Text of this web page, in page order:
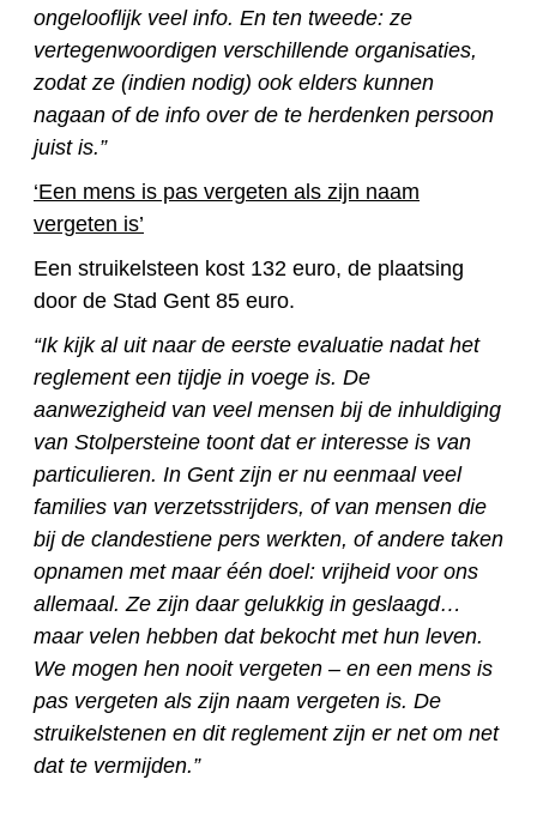
ongelooflijk veel info. En ten tweede: ze
vertegenwoordigen verschillende organisaties,
zodat ze (indien nodig) ook elders kunnen
nagaan of de info over de te herdenken persoon
juist is.”
‘Een mens is pas vergeten als zijn naam
vergeten is’
Een struikelsteen kost 132 euro, de plaatsing
door de Stad Gent 85 euro.
“Ik kijk al uit naar de eerste evaluatie nadat het
reglement een tijdje in voege is. De
aanwezigheid van veel mensen bij de inhuldiging
van Stolpersteine toont dat er interesse is van
particulieren. In Gent zijn er nu eenmaal veel
families van verzetsstrijders, of van mensen die
bij de clandestiene pers werkten, of andere taken
opnamen met maar één doel: vrijheid voor ons
allemaal. Ze zijn daar gelukkig in geslaagd…
maar velen hebben dat bekocht met hun leven.
We mogen hen nooit vergeten – en een mens is
pas vergeten als zijn naam vergeten is. De
struikelstenen en dit reglement zijn er net om net
dat te vermijden.”